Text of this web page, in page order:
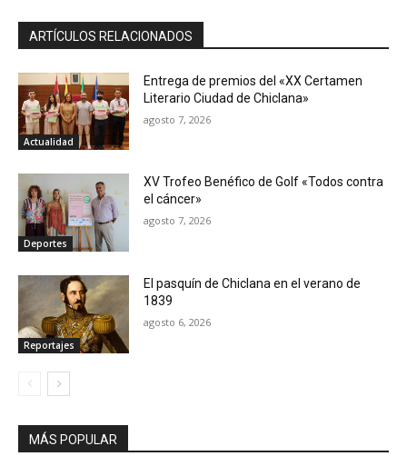
ARTÍCULOS RELACIONADOS
Actualidad
Entrega de premios del «XX Certamen
Literario Ciudad de Chiclana»
agosto 7, 2026
Deportes
XV Trofeo Benéfico de Golf «Todos contra
el cáncer»
agosto 7, 2026
Reportajes
El pasquín de Chiclana en el verano de
1839
agosto 6, 2026
MÁS POPULAR